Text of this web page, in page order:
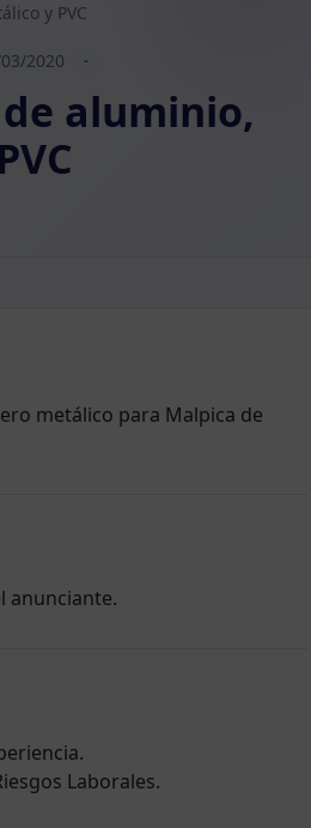
y PVC
2020 -
aluminio,
metálico para Malpica de
anunciante.
Laborales.